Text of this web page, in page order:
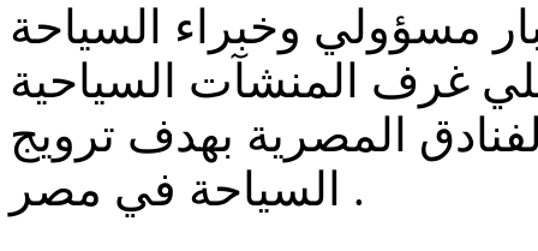
مسؤولي وخبراء السياحة
غرف المنشآت السياحية
المصرية بهدف ترويج
السياحة في مصر .